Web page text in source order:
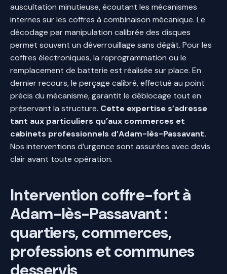
auscultation minutieuse, écoutant les mécanismes
internes sur les coffres à combinaison mécanique. Le
décodage par manipulation calibrée des disques
permet souvent un déverrouillage sans dégât. Pour les
coffres électroniques, la reprogrammation ou le
remplacement de batterie est réalisée sur place. En
dernier recours, le perçage calibré, effectué au point
précis du mécanisme, garantit le déblocage tout en
préservant la structure. Cette expertise s’adresse
tant aux particuliers qu’aux commerces et
cabinets professionnels d’Adam-lès-Passavant.
Nos interventions d’urgence sont assurées avec devis
clair avant toute opération.
Intervention coffre-fort à
Adam-lès-Passavant :
quartiers, commerces,
professions et communes